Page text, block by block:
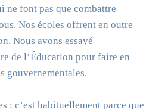
ne font pas que combattre
Nos écoles offrent en outre
Nous avons essayé
de l’Éducation pour faire en
gouvernementales.
: c’est habituellement parce que